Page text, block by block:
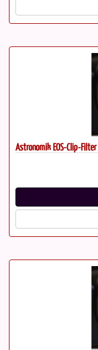
Astronomik EOS-Clip-Filter